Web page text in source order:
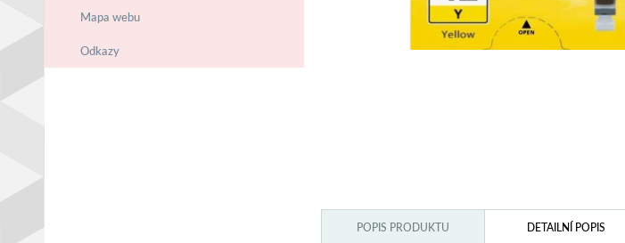
Mapa webu
Odkazy
POPIS PRODUKTU DETAILNÍ POPIS